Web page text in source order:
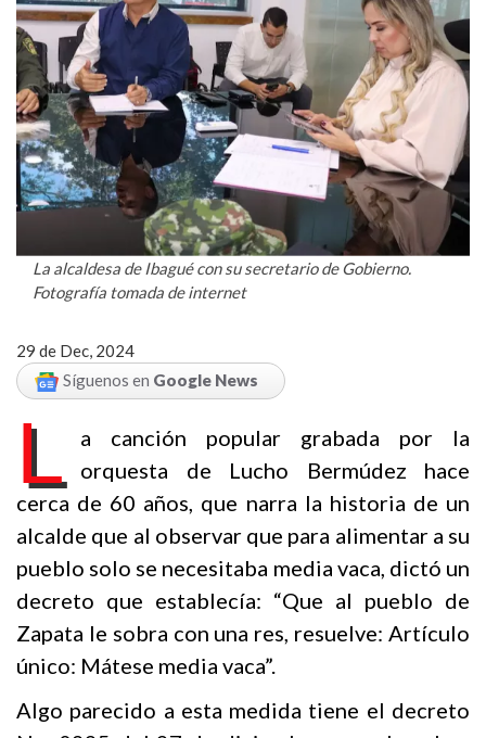
La alcaldesa de Ibagué con su secretario de Gobierno.
Fotografía tomada de internet
29 de Dec, 2024
Síguenos en Google News
L
a canción popular grabada por la
orquesta de Lucho Bermúdez hace
cerca de 60 años, que narra la historia de un
alcalde que al observar que para alimentar a su
pueblo solo se necesitaba media vaca, dictó un
decreto que establecía: “Que al pueblo de
Zapata le sobra con una res, resuelve: Artículo
único: Mátese media vaca”.
Algo parecido a esta medida tiene el decreto